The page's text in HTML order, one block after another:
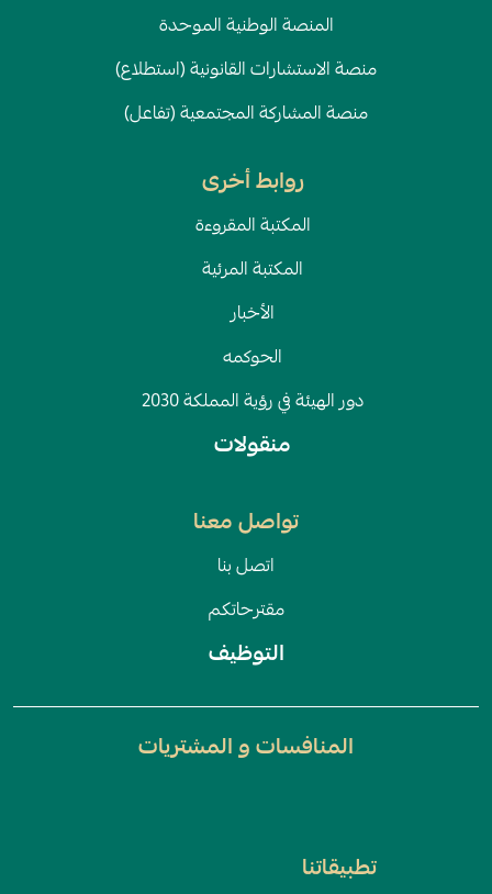
المنصة الوطنية الموحدة
منصة الاستشارات القانونية (استطلاع)
منصة المشاركة المجتمعية (تفاعل)
روابط أخرى
المكتبة المقروءة
المكتبة المرئية
الأخبار
الحوكمه
دور الهيئة في رؤية المملكة 2030
منقولات
تواصل معنا
اتصل بنا
مقترحاتكم
التوظيف
المنافسات و المشتريات
تطبيقاتنا